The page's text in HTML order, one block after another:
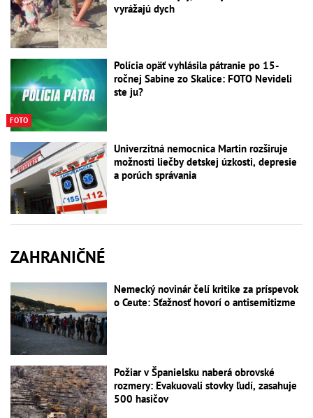
vyrážajú dych
FOTO
Polícia opäť vyhlásila pátranie po 15-
ročnej Sabine zo Skalice: FOTO Nevideli
ste ju?
Univerzitná nemocnica Martin rozširuje
možnosti liečby detskej úzkosti, depresie
a porúch správania
ZAHRANIČNÉ
Nemecký novinár čelí kritike za príspevok
o Ceute: Sťažnosť hovorí o antisemitizme
Požiar v Španielsku naberá obrovské
rozmery: Evakuovali stovky ľudí, zasahuje
500 hasičov